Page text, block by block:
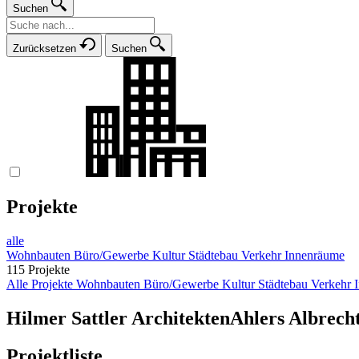
Suchen
Zurücksetzen Suchen
Projekte
alle
Wohnbauten Büro/Gewerbe Kultur Städtebau VerkehrInnenräume
115 Projekte
Alle Projekte Wohnbauten Büro/Gewerbe Kultur Städtebau Verkehr
Hilmer Sattler ArchitektenAhlers